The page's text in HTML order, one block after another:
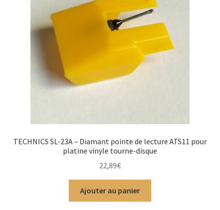
TECHNICS SL-23A – Diamant pointe de lecture ATS11 pour
platine vinyle tourne-disque
22,89€
Ajouter au panier